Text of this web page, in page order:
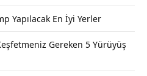
Yapılacak En İyi Yerler
Gereken 5 Yürüyüş